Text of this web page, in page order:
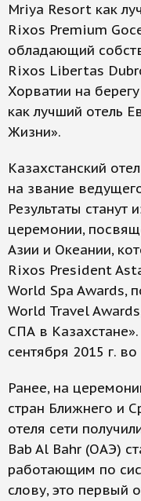
Mriya Resort как
Rixos Premium
обладающий
Rixos Libertas
Хорватии на
как лучший отель
Жизни».
Казахстанский
на звание
Результаты станут
церемонии,
Азии и Океании,
Rixos President
World Spa Awards,
World Travel
СПА в
сентября 2015 г.
Ранее, на
стран Ближнего и
отеля сети
Bab Al Bahr (ОАЭ)
работающим по
слову, это первый